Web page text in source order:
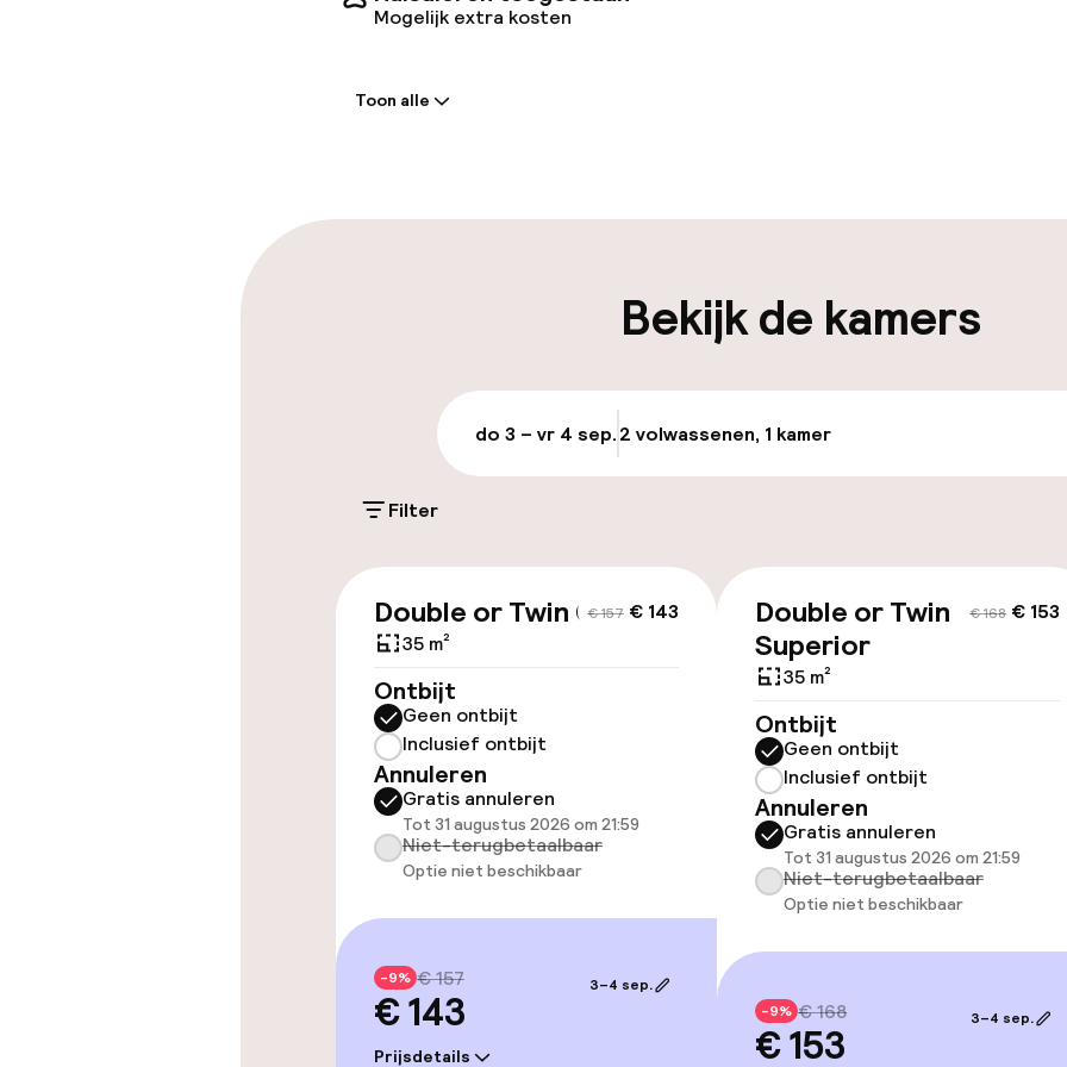
Mogelijk extra kosten
Parkeergelegenheid op eigen
€ 10,00 per dag
Openbaar parkeren
Fietsenstalling
Toegankelijkheid
Overal rolstoeltoegankelijk
Lift
Voor
Kamers
Voor toegankelijkheid
Zwemmen & wellness
Toon alle
Bekijk de kamers
do 3 – vr 4 sep.2 volwassenen, 1 kamer
Filter
€ 157 € 143
Double or Twin Classic
35 m²
Ontbijt
Geen ontbijt
Inclusief ontbijt
Annuleren
Gratis annuleren
Tot 31 augustus 2026 om 21:59
Niet-terugbetaalbaar
Optie niet beschikbaar
-9% € 157
€ 143
Prijsdetails
3–4 sep.
€ 168 € 153
Double or Twin
Superior
35 m²
Ontbijt
Geen ontbijt
Inclusief ontbijt
Annuleren
Gratis annuleren
Tot 31 augustus 2026 om 21:59
Niet-terugbetaalbaar
Optie niet beschikbaar
-9% € 168
€ 153
3–4 sep.